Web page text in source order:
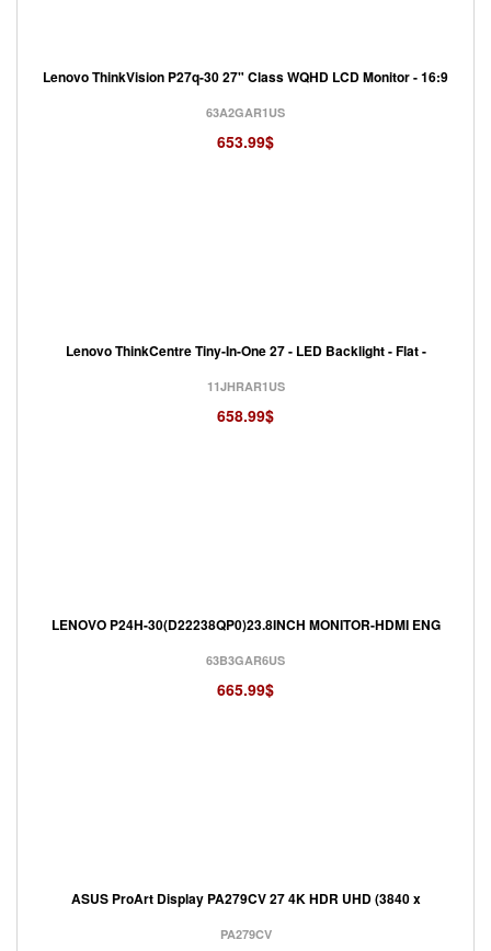
Lenovo ThinkVision P27q-30 27" Class WQHD LCD Monitor - 16:9
63A2GAR1US
653.99$
Lenovo ThinkCentre Tiny-In-One 27 - LED Backlight - Flat -
11JHRAR1US
658.99$
LENOVO P24H-30(D22238QP0)23.8INCH MONITOR-HDMI ENG
63B3GAR6US
665.99$
ASUS ProArt Display PA279CV 27 4K HDR UHD (3840 x
PA279CV